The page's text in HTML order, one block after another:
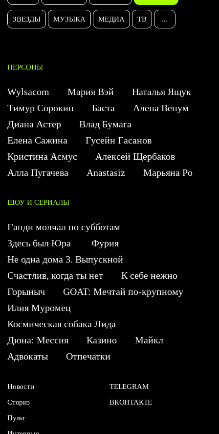
ЗВЕЗДЫ МУЗЫКА МЕДИА ТВ ...
ПЕРСОНЫ
Wylsacom Мария Вэй
Наталья Ящук
Тимур Сорокин
Баста
Алена Венум
Диана Астер
Влад Бумага
Елена Сажина
Гусейн Гасанов
Кристина Асмус
Алексей Щербаков
Алла Пугачева
Anastasiz Марьяна Ро
ШОУ И СЕРИАЛЫ
Ганди молчал по субботам
Здесь был Юра
Фурия
Не одна дома 3. Выпускной
Счастлив, когда ты нет
К себе нежно
Горыныч
GOAT: Мечтай по-крупному
Илия Муромец
Космическая собака Лида
Дюна: Мессия
Казино
Майкл
Адвокаты
Отпечатки
Новости
Сториз
Пульт
TELEGRAM
ВКОНТАКТЕ